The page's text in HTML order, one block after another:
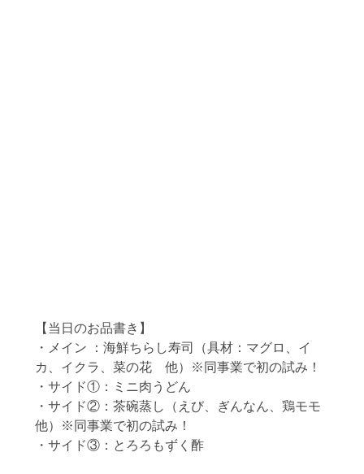
【当日のお品書き】
・メイン ：海鮮ちらし寿司（具材：マグロ、イ
カ、イクラ、菜の花　他）※同事業で初の試み！
・サイド①：ミニ肉うどん
・サイド②：茶碗蒸し（えび、ぎんなん、鶏モモ
他）※同事業で初の試み！
・サイド③：とろろもずく酢